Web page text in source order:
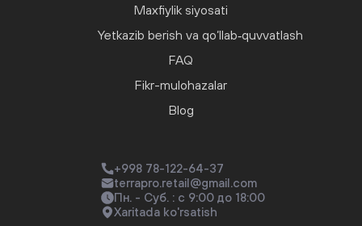
Maxfiylik siyosati
Yetkazib berish va qo‘llab‑quvvatlash
FAQ
Fikr-mulohazalar
Blog
+998 78-122-64-37
terrapro.retail@gmail.com
Пн. - Суб. : с 9:00 до 18:00
Xaritada ko'rsatish